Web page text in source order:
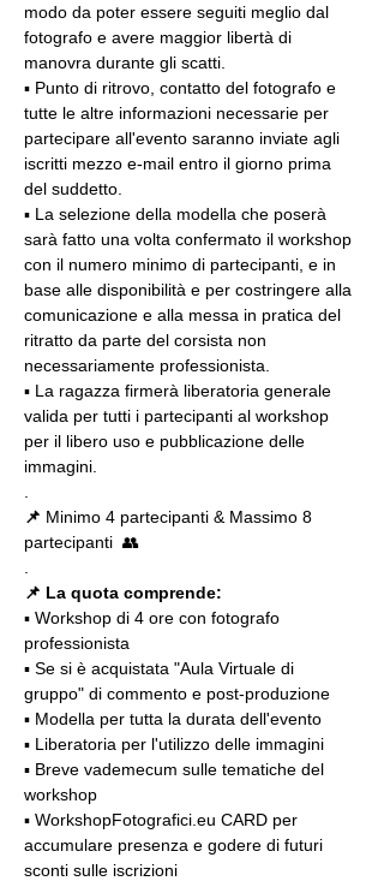
modo da poter essere seguiti meglio dal
fotografo e avere maggior libertà di
manovra durante gli scatti.
▪️ Punto di ritrovo, contatto del fotografo e
tutte le altre informazioni necessarie per
partecipare all'evento saranno inviate agli
iscritti mezzo e-mail entro il giorno prima
del suddetto.
▪️ La selezione della modella che poserà
sarà fatto una volta confermato il workshop
con il numero minimo di partecipanti, e in
base alle disponibilità e per costringere alla
comunicazione e alla messa in pratica del
ritratto da parte del corsista non
necessariamente professionista.
▪️ La ragazza firmerà liberatoria generale
valida per tutti i partecipanti al workshop
per il libero uso e pubblicazione delle
immagini.
📌 Minimo 4 partecipanti & Massimo 8
partecipanti  👥
📌 La quota comprende:
▪️ Workshop di 4 ore con fotografo
professionista
▪️ Se si è acquistata "Aula Virtuale di
gruppo" di commento e post-produzione
▪️ Modella per tutta la durata dell'evento
▪️ Liberatoria per l'utilizzo delle immagini
▪️ Breve vademecum sulle tematiche del
workshop
▪️ WorkshopFotografici.eu CARD per
accumulare presenza e godere di futuri
sconti sulle iscrizioni